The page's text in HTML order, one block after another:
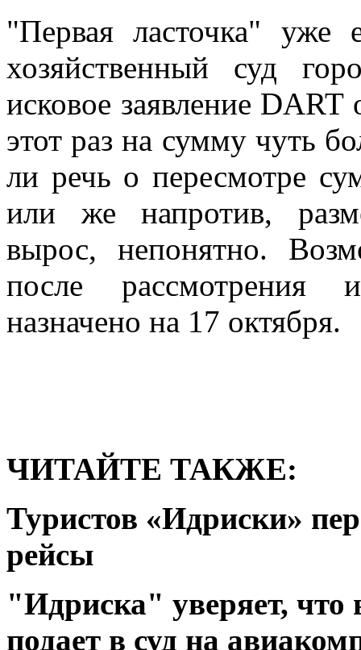
"Первая ласточка" уже
хозяйственный суд
исковое заявление
этот раз на сумму чуть
ли речь о пересмотре
или же напротив,
вырос, непонятно.
после рассмотрения
назначено на 17 октября.
ЧИТАЙТЕ ТАКЖЕ:
Туристов «Идриски»
рейсы
"Идриска" уверяет, что
подает в суд на